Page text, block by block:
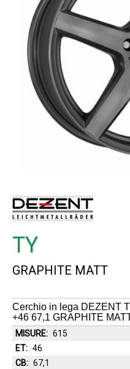
TY
GRAPHITE MATT
Cerchio in lega DEZENT
+46 67,1 GRAPHITE
MISURE: 615
ET: 46
CB: 67,1